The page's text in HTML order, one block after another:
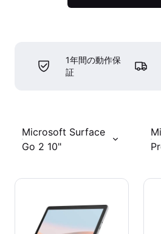
1年間の動作保
証
Microsoft Surface
Go 2 10"